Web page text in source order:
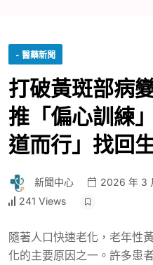
- 醫藥新聞
打破黃斑部病
推「偏心訓練
道而行」找回
新聞中心 2026 年 3
241 Views
隨著人口快速老化，老年性
化的主要原因之一。許多患